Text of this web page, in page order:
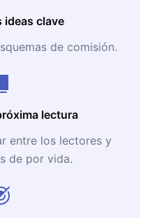
ideas clave
de comisión.
lectura
entre los lectores y
de por vida.